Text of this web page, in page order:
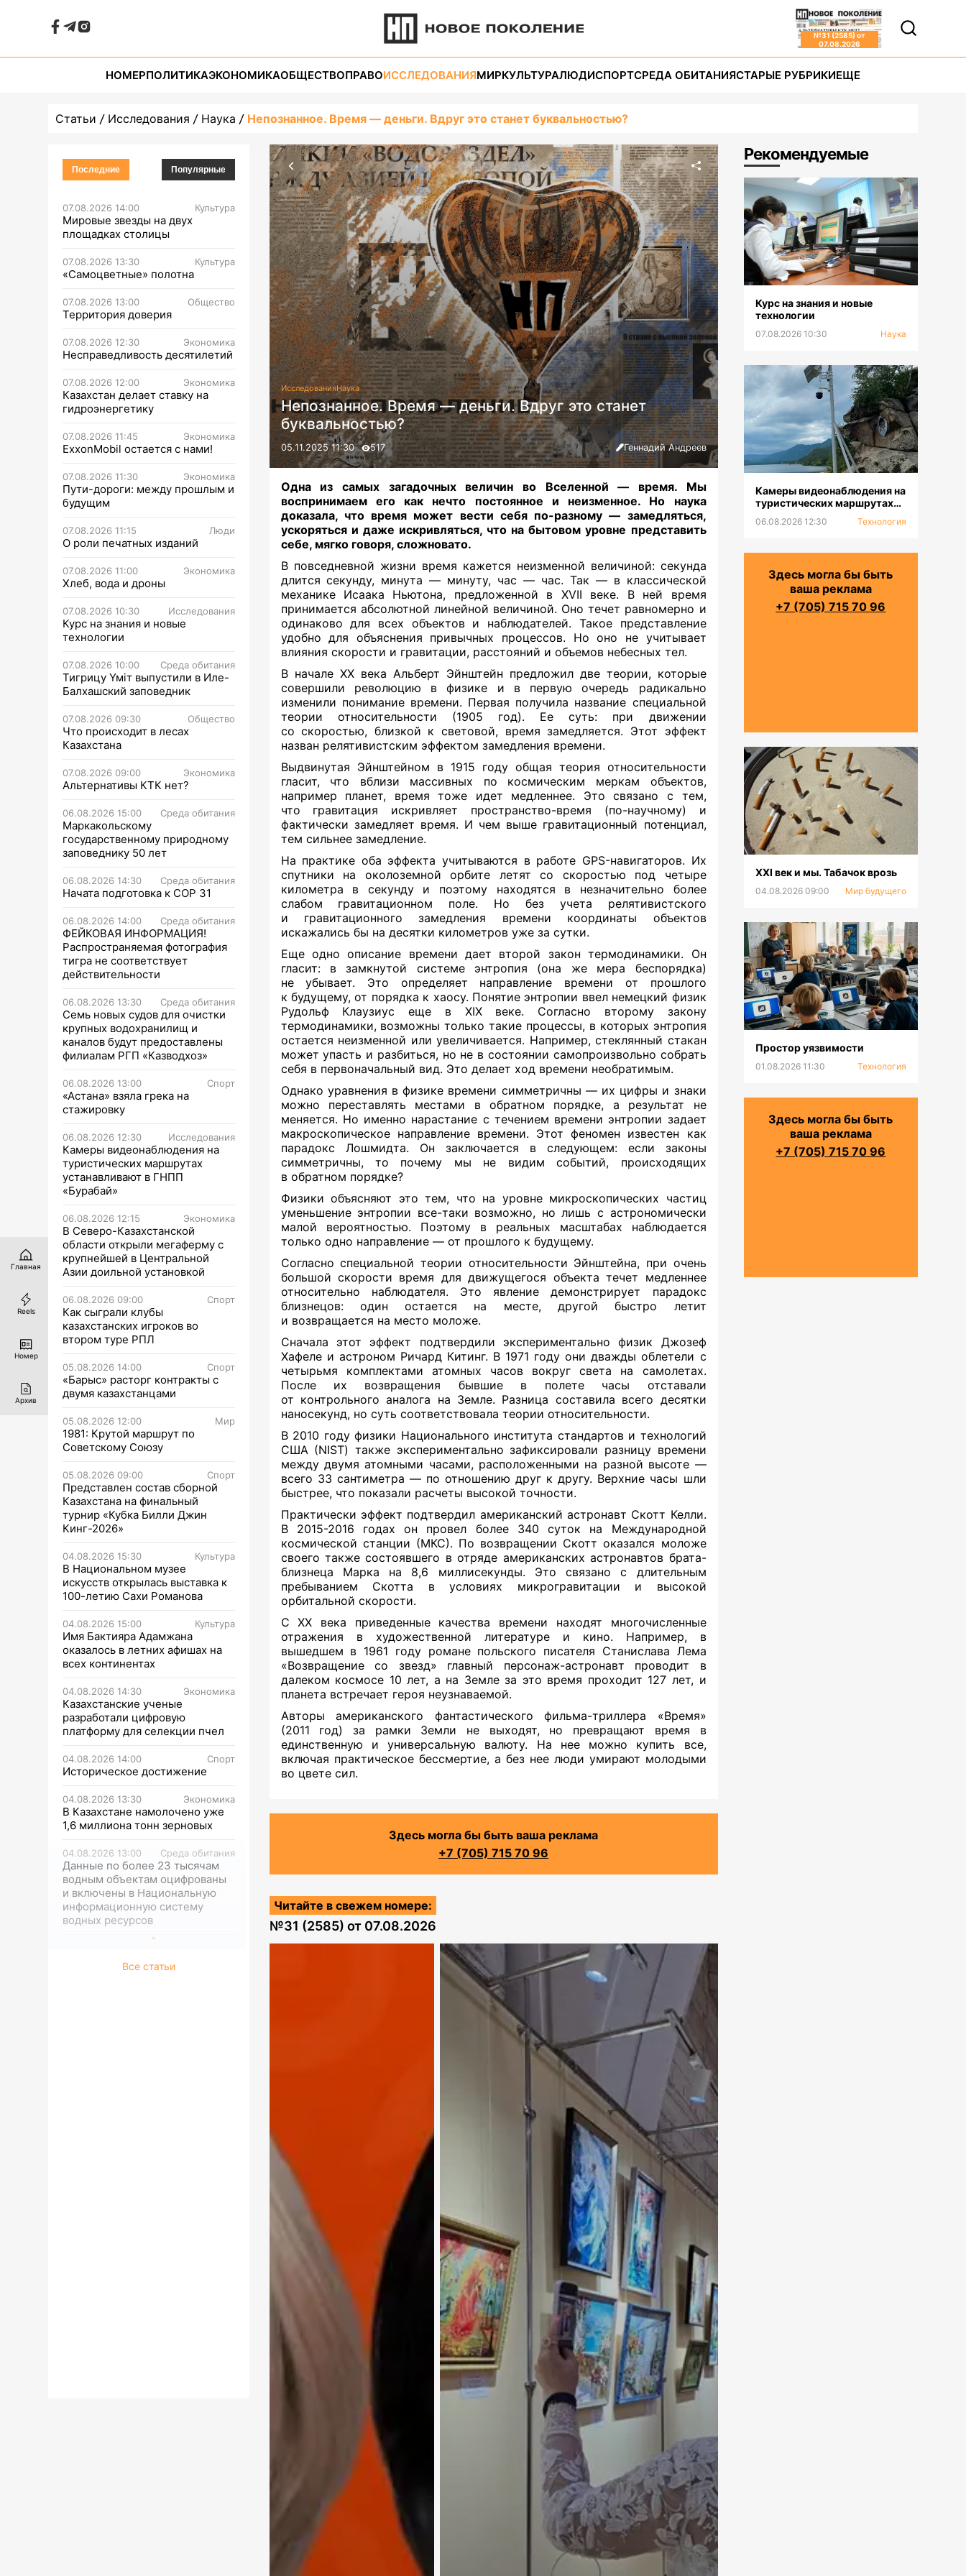
№31 (2585) от
07.08.2026
НОМЕРПОЛИТИКАЭКОНОМИКАОБЩЕСТВОПРАВОИССЛЕДОВАНИЯМИРКУЛЬТУРАЛЮДИСПОРТСРЕДА ОБИТАНИЯСТАРЫЕ РУБРИКИЕЩЕ
Статьи Исследования Наука Непознанное. Время — деньги. Вдруг это станет буквальностью?
Последние Популярные
07.08.2026 14:00 Культура
Мировые звезды на двух
площадках столицы
07.08.2026 13:30 Культура
«Самоцветные» полотна
07.08.2026 13:00 Общество
Территория доверия
07.08.2026 12:30 Экономика
Несправедливость десятилетий
07.08.2026 12:00 Экономика
Казахстан делает ставку на
гидроэнергетику
07.08.2026 11:45 Экономика
ExxonMobil остается с нами!
07.08.2026 11:30 Экономика
Пути-дороги: между прошлым и
будущим
07.08.2026 11:15 Люди
О роли печатных изданий
07.08.2026 11:00 Экономика
Хлеб, вода и дроны
07.08.2026 10:30 Исследования
Курс на знания и новые
технологии
07.08.2026 10:00 Среда обитания
Тигрицу Үміт выпустили в Иле-
Балхашский заповедник
07.08.2026 09:30 Общество
Что происходит в лесах
Казахстана
07.08.2026 09:00 Экономика
Альтернативы КТК нет?
06.08.2026 15:00 Среда обитания
Маркакольскому
государственному природному
заповеднику 50 лет
06.08.2026 14:30 Среда обитания
Начата подготовка к СОР 31
06.08.2026 14:00 Среда обитания
ФЕЙКОВАЯ ИНФОРМАЦИЯ!
Распространяемая фотография
тигра не соответствует
действительности
06.08.2026 13:30 Среда обитания
Семь новых судов для очистки
крупных водохранилищ и
каналов будут предоставлены
филиалам РГП «Казводхоз»
06.08.2026 13:00 Спорт
«Астана» взяла грека на
стажировку
06.08.2026 12:30 Исследования
Камеры видеонаблюдения на
туристических маршрутах
устанавливают в ГНПП
«Бурабай»
06.08.2026 12:15 Экономика
В Северо-Казахстанской
области открыли мегаферму с
крупнейшей в Центральной
Азии доильной установкой
06.08.2026 09:00 Спорт
Как сыграли клубы
казахстанских игроков во
втором туре РПЛ
05.08.2026 14:00 Спорт
«Барыс» расторг контракты с
двумя казахстанцами
05.08.2026 12:00 Мир
1981: Крутой маршрут по
Советскому Союзу
05.08.2026 09:00 Спорт
Представлен состав сборной
Казахстана на финальный
турнир «Кубка Билли Джин
Кинг-2026»
04.08.2026 15:30 Культура
В Национальном музее
искусств открылась выставка к
100-летию Сахи Романова
04.08.2026 15:00 Культура
Имя Бактияра Адамжана
оказалось в летних афишах на
всех континентах
04.08.2026 14:30 Экономика
Казахстанские ученые
разработали цифровую
платформу для селекции пчел
04.08.2026 14:00 Спорт
Историческое достижение
04.08.2026 13:30 Экономика
В Казахстане намолочено уже
1,6 миллиона тонн зерновых
04.08.2026 13:00 Среда обитания
Данные по более 23 тысячам
водным объектам оцифрованы
и включены в Национальную
информационную систему
водных ресурсов
Все статьи
ИсследованияНаука
Непознанное. Время — деньги. Вдруг это станет
буквальностью?
05.11.2025 11:30 517 Геннадий Андреев
Одна из самых загадочных величин во Вселенной — время. Мы
воспринимаем его как нечто постоянное и неизменное. Но наука
доказала, что время может вести себя по-разному — замедляться,
ускоряться и даже искривляться, что на бытовом уровне представить
себе, мягко говоря, сложновато.
В повседневной жизни время кажется неизменной величиной: секунда
длится секунду, минута — минуту, час — час. Так — в классической
механике Исаака Ньютона, предложенной в XVII веке. В ней время
принимается абсолютной линейной величиной. Оно течет равномерно и
одинаково для всех объектов и наблюдателей. Такое представление
удобно для объяснения привычных процессов. Но оно не учитывает
влияния скорости и гравитации, расстояний и объемов небесных тел.
В начале XX века Альберт Эйнштейн предложил две теории, которые
совершили революцию в физике и в первую очередь радикально
изменили понимание времени. Первая получила название специальной
теории относительности (1905 год). Ее суть: при движении
со скоростью, близкой к световой, время замедляется. Этот эффект
назван релятивистским эффектом замедления времени.
Выдвинутая Эйнштейном в 1915 году общая теория относительности
гласит, что вблизи массивных по космическим меркам объектов,
например планет, время тоже идет медленнее. Это связано с тем,
что гравитация искривляет пространство-время (по-научному) и
фактически замедляет время. И чем выше гравитационный потенциал,
тем сильнее замедление.
На практике оба эффекта учитываются в работе GPS-навигаторов. Их
спутники на околоземной орбите летят со скоростью под четыре
километра в секунду и поэтому находятся в незначительно более
слабом гравитационном поле. Но без учета релятивистского
и гравитационного замедления времени координаты объектов
искажались бы на десятки километров уже за сутки.
Еще одно описание времени дает второй закон термодинамики. Он
гласит: в замкнутой системе энтропия (она же мера беспорядка)
не убывает. Это определяет направление времени от прошлого
к будущему, от порядка к хаосу. Понятие энтропии ввел немецкий физик
Рудольф Клаузиус еще в XIX веке. Согласно второму закону
термодинамики, возможны только такие процессы, в которых энтропия
остается неизменной или увеличивается. Например, стеклянный стакан
может упасть и разбиться, но не в состоянии самопроизвольно собрать
себя в первоначальный вид. Это делает ход времени необратимым.
Однако уравнения в физике времени симметричны — их цифры и знаки
можно переставлять местами в обратном порядке, а результат не
меняется. Но именно нарастание с течением времени энтропии задает
макроскопическое направление времени. Этот феномен известен как
парадокс Лошмидта. Он заключается в следующем: если законы
симметричны, то почему мы не видим событий, происходящих
в обратном порядке?
Физики объясняют это тем, что на уровне микроскопических частиц
уменьшение энтропии все-таки возможно, но лишь с астрономически
малой вероятностью. Поэтому в реальных масштабах наблюдается
только одно направление — от прошлого к будущему.
Согласно специальной теории относительности Эйнштейна, при очень
большой скорости время для движущегося объекта течет медленнее
относительно наблюдателя. Это явление демонстрирует парадокс
близнецов: один остается на месте, другой быстро летит
и возвращается на место моложе.
Сначала этот эффект подтвердили экспериментально физик Джозеф
Хафеле и астроном Ричард Китинг. В 1971 году они дважды облетели с
четырьмя комплектами атомных часов вокруг света на самолетах.
После их возвращения бывшие в полете часы отставали
от контрольного аналога на Земле. Разница составила всего десятки
наносекунд, но суть соответствовала теории относительности.
В 2010 году физики Национального института стандартов и технологий
США (NIST) также экспериментально зафиксировали разницу времени
между двумя атомными часами, расположенными на разной высоте —
всего 33 сантиметра — по отношению друг к другу. Верхние часы шли
быстрее, что показали расчеты высокой точности.
Практически эффект подтвердил американский астронавт Скотт Келли.
В 2015-2016 годах он провел более 340 суток на Международной
космической станции (МКС). По возвращении Скотт оказался моложе
своего также состоявшего в отряде американских астронавтов брата-
близнеца Марка на 8,6 миллисекунды. Это связано с длительным
пребыванием Скотта в условиях микрогравитации и высокой
орбитальной скорости.
С XX века приведенные качества времени находят многочисленные
отражения в художественной литературе и кино. Например, в
вышедшем в 1961 году романе польского писателя Станислава Лема
«Возвращение со звезд» главный персонаж-астронавт проводит в
далеком космосе 10 лет, а на Земле за это время проходит 127 лет, и
планета встречает героя неузнаваемой.
Авторы американского фантастического фильма-триллера «Время»
(2011 год) за рамки Земли не выходят, но превращают время в
единственную и универсальную валюту. На нее можно купить все,
включая практическое бессмертие, а без нее люди умирают молодыми
во цвете сил.
Здесь могла бы быть ваша реклама
+7 (705) 715 70 96
Читайте в свежем номере:
№31 (2585) от 07.08.2026
Рекомендуемые
Курс на знания и новые
технологии
07.08.2026 10:30 Наука
Камеры видеонаблюдения на
туристических маршрутах
«Бурабай»
06.08.2026 12:30 Технология
Здесь могла бы быть
ваша реклама
+7 (705) 715 70 96
XXI век и мы. Табачок врозь
04.08.2026 09:00 Мир будущего
Простор уязвимости
01.08.2026 11:30 Технология
Здесь могла бы быть
ваша реклама
+7 (705) 715 70 96
Главная
Reels
Номер
Архив